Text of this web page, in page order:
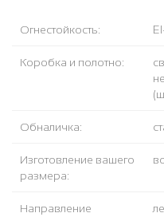
Огнестойкость:
Коробка и полотно:
Обналичка:
Изготовление вашего
размера:
Направление